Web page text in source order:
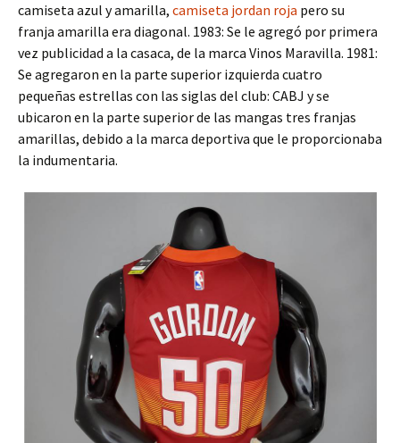
camiseta azul y amarilla, camiseta jordan roja pero su
franja amarilla era diagonal. 1983: Se le agregó por primera
vez publicidad a la casaca, de la marca Vinos Maravilla. 1981:
Se agregaron en la parte superior izquierda cuatro
pequeñas estrellas con las siglas del club: CABJ y se
ubicaron en la parte superior de las mangas tres franjas
amarillas, debido a la marca deportiva que le proporcionaba
la indumentaria.